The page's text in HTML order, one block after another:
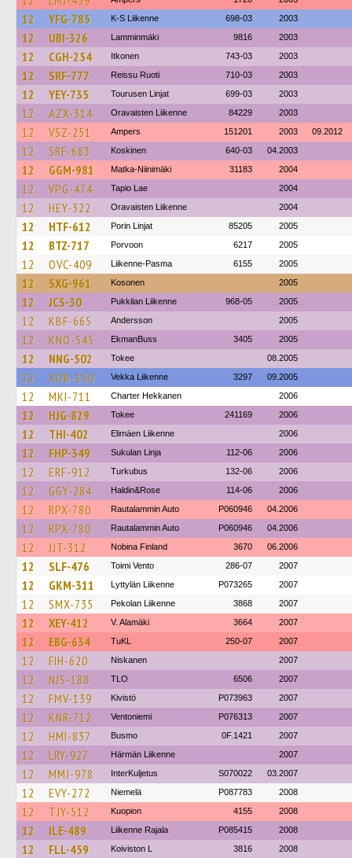
12 YFG-785 K-S Liikenne 698-03 2003
12 UBI-326 Lamminmäki 9816 2003
12 CGH-254 Itkonen 743-03 2003
12 SRF-777 Reissu Ruoti 710-03 2003
12 YEY-735 Tourusen Linjat 699-03 2003
12 AZX-314 Oravaisten Liikenne 84229 2003
12 VSZ-251 Ampers 151201 2003 09.2012
12 SRF-683 Koskinen 640-03 04.2003
12 GGM-981 Matka-Niinimäki 31183 2004
12 VPG-474 Tapio Lae 2004
12 HEY-322 Oravaisten Liikenne 2004
12 HTF-612 Porin Linjat 85205 2005
12 BTZ-717 Porvoon 6217 2005
12 OVC-409 Liikenne-Pasma 6155 2005
12 SXG-961 Kosonen 2005
12 JCS-30 Pukkilan Liikenne 968-05 2005
12 KBF-665 Andersson 2005
12 KNO-545 EkmanBuss 3405 2005
12 NNG-502 Tokee 08.2005
12 XOB-150 Vekka Liikenne 3297 09.2005
12 MKI-711 Charter Hekkanen 2006
12 HJG-829 Tokee 241169 2006
12 THI-402 Elimäen Liikenne 2006
12 FHP-349 Sukulan Linja 112-06 2006
12 ERF-912 Turkubus 132-06 2006
12 GGY-284 Haldin&Rose 114-06 2006
12 RPX-780 Rautalammin Auto P060946 04.2006
12 RPX-780 Rautalammin Auto P060946 04.2006
12 JJT-312 Nobina Finland 3670 06.2006
12 SLF-476 Toimi Vento 286-07 2007
12 GKM-311 Lyttylän Liikenne P073265 2007
12 SMX-735 Pekolan Liikenne 3868 2007
12 XEY-412 V. Alamäki 3664 2007
12 EBG-634 TuKL 250-07 2007
12 FIH-620 Niskanen 2007
12 NJS-188 TLO 6506 2007
12 FMV-139 Kivistö P073963 2007
12 KNR-712 Ventoniemi P076313 2007
12 HMI-837 Busmo 0F.1421 2007
12 LRY-927 Härmän Liikenne 2007
12 MMJ-978 InterKuljetus S070022 03.2007
12 EVY-272 Niemelä P087783 2008
12 TJY-512 Kuopion 4155 2008
12 ILE-489 Liikenne Rajala P085415 2008
12 FLL-459 Koiviston L 3816 2008